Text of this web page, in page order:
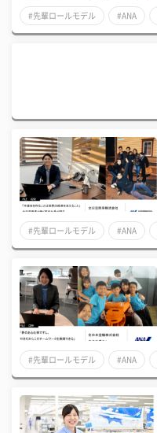
#先輩ロールモデル #ANA
#先輩ロールモデル #ANA
#先輩ロールモデル #ANA